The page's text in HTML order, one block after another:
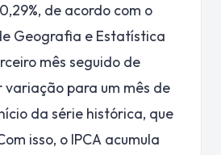
de acordo com o
Geografia e Estatística
mês seguido de
para um mês de
da série histórica, que
isso, o IPCA acumula